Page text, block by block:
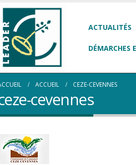
ACTUALITÉS
DÉMARCHES
ACCUEIL CEZE-CEVENNES
cevennes